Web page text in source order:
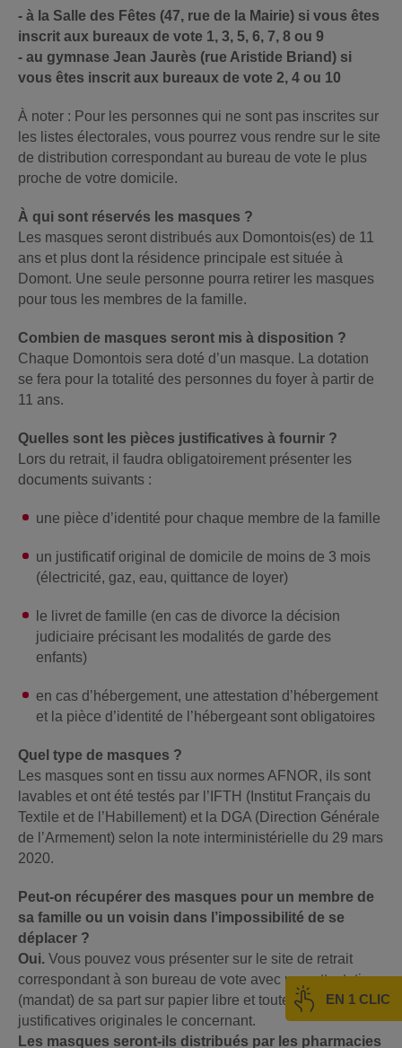
EN 1 CLIC
- à la Salle des Fêtes (47, rue de la Mairie) si vous êtes
inscrit aux bureaux de vote 1, 3, 5, 6, 7, 8 ou 9
- au gymnase Jean Jaurès (rue Aristide Briand) si
vous êtes inscrit aux bureaux de vote 2, 4 ou 10
À noter : Pour les personnes qui ne sont pas inscrites sur
les listes électorales, vous pourrez vous rendre sur le site
de distribution correspondant au bureau de vote le plus
proche de votre domicile.
À qui sont réservés les masques ?
Les masques seront distribués aux Domontois(es) de 11
ans et plus dont la résidence principale est située à
Domont. Une seule personne pourra retirer les masques
pour tous les membres de la famille.
Combien de masques seront mis à disposition ?
Chaque Domontois sera doté d’un masque. La dotation
se fera pour la totalité des personnes du foyer à partir de
11 ans.
Quelles sont les pièces justificatives à fournir ?
Lors du retrait, il faudra obligatoirement présenter les
documents suivants :
une pièce d’identité pour chaque membre de la famille
un justificatif original de domicile de moins de 3 mois
(électricité, gaz, eau, quittance de loyer)
le livret de famille (en cas de divorce la décision
judiciaire précisant les modalités de garde des
enfants)
en cas d’hébergement, une attestation d’hébergement
et la pièce d’identité de l’hébergeant sont obligatoires
Quel type de masques ?
Les masques sont en tissu aux normes AFNOR, ils sont
lavables et ont été testés par l’IFTH (Institut Français du
Textile et de l’Habillement) et la DGA (Direction Générale
de l’Armement) selon la note interministérielle du 29 mars
2020.
Peut-on récupérer des masques pour un membre de
sa famille ou un voisin dans l’impossibilité de se
déplacer ?
Oui. Vous pouvez vous présenter sur le site de retrait
correspondant à son bureau de vote avec une attestation
(mandat) de sa part sur papier libre et toutes les pièces
justificatives originales le concernant.
Les masques seront-ils distribués par les pharmacies